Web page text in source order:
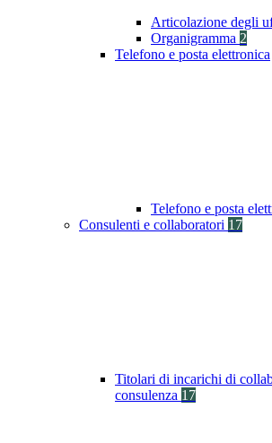
Articolazione degli
Organigramma 2
Telefono e posta elettronica
Telefono e posta
Consulenti e collaboratori 17
Titolari di incarichi di
consulenza 17